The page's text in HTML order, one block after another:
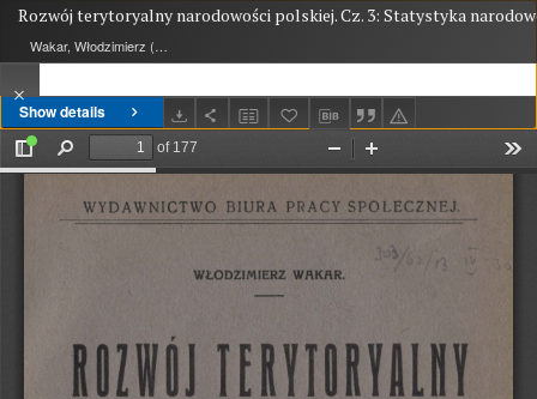
Show details
Rozwój terytoryalny narodowości polskiej. Cz. 3: Statystyka
Wakar, Włodzimierz (1885-1933)